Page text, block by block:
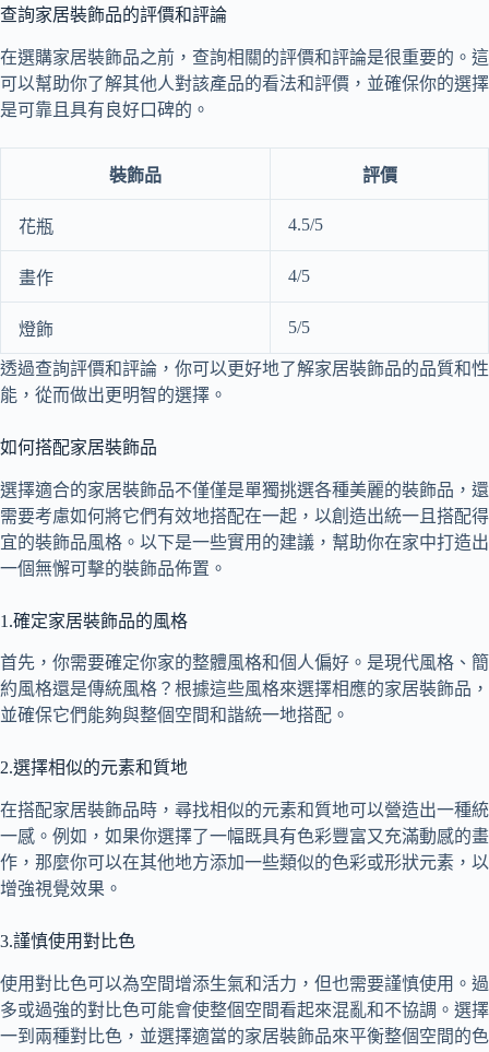
查詢家居裝飾品的評價和評論
在選購家居裝飾品之前，查詢相關的評價和評論是很重要的。這
可以幫助你了解其他人對該產品的看法和評價，並確保你的選擇
是可靠且具有良好口碑的。
裝飾品 評價
花瓶 4.5/5
畫作 4/5
燈飾 5/5
透過查詢評價和評論，你可以更好地了解家居裝飾品的品質和性
能，從而做出更明智的選擇。
如何搭配家居裝飾品
選擇適合的家居裝飾品不僅僅是單獨挑選各種美麗的裝飾品，還
需要考慮如何將它們有效地搭配在一起，以創造出統一且搭配得
宜的裝飾品風格。以下是一些實用的建議，幫助你在家中打造出
一個無懈可擊的裝飾品佈置。
1.確定家居裝飾品的風格
首先，你需要確定你家的整體風格和個人偏好。是現代風格、簡
約風格還是傳統風格？根據這些風格來選擇相應的家居裝飾品，
並確保它們能夠與整個空間和諧統一地搭配。
2.選擇相似的元素和質地
在搭配家居裝飾品時，尋找相似的元素和質地可以營造出一種統
一感。例如，如果你選擇了一幅既具有色彩豐富又充滿動感的畫
作，那麼你可以在其他地方添加一些類似的色彩或形狀元素，以
增強視覺效果。
3.謹慎使用對比色
使用對比色可以為空間增添生氣和活力，但也需要謹慎使用。過
多或過強的對比色可能會使整個空間看起來混亂和不協調。選擇
一到兩種對比色，並選擇適當的家居裝飾品來平衡整個空間的色